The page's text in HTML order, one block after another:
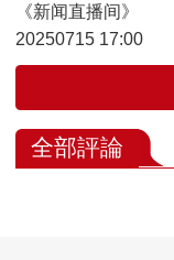
《新闻直播间》
20250715 17:00
全部評論